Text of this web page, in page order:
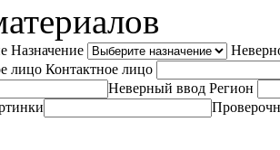
Назначение
лицо Контактное лицо
Неверный ввод Регион